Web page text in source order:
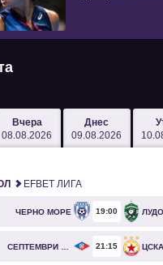
Вчера
08.08.2026
Днес
09.08.2026
EFBET ЛИГА
ЧЕРНО МОРЕ 19 00
21 15 ЦСКА